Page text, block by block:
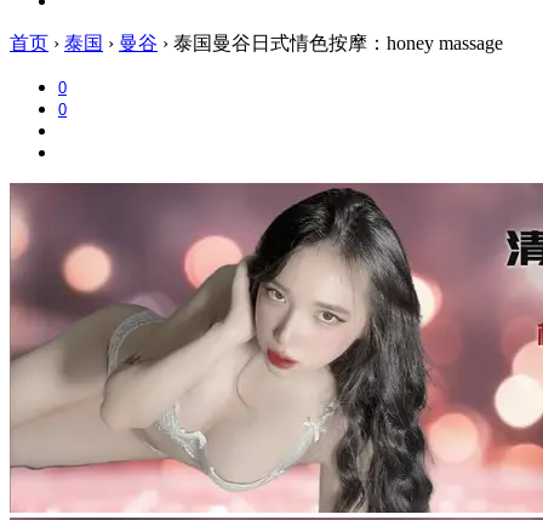
首页 › 泰国 › 曼谷 › 泰国曼谷日式情色按摩：honey massage
0
0